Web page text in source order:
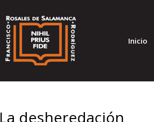
Inicio
La desheredación